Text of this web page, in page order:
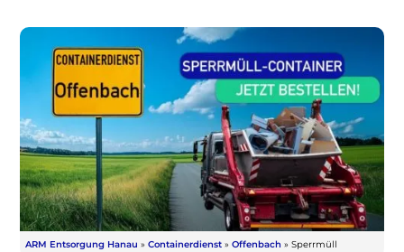
ARM Entsorgung Hanau » Containerdienst » Offenbach » Sperrmüll